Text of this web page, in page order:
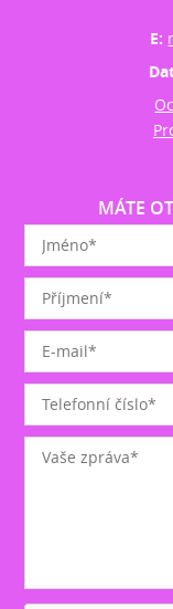
E:
MÁTE